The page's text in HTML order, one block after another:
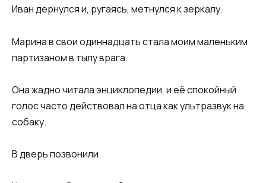
Иван дернулся и, ругаясь, метнулся к зеркалу.
Марина в свои одиннадцать стала моим маленьким
партизаном в тылу врага.
Она жадно читала энциклопедии, и её спокойный
голос часто действовал на отца как ультразвук на
собаку.
В дверь позвонили.